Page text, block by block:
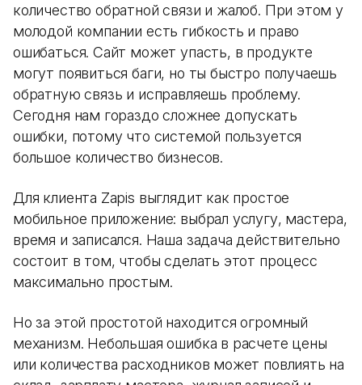
количество обратной связи и жалоб. При этом у
молодой компании есть гибкость и право
ошибаться. Сайт может упасть, в продукте
могут появиться баги, но ты быстро получаешь
обратную связь и исправляешь проблему.
Сегодня нам гораздо сложнее допускать
ошибки, потому что системой пользуется
большое количество бизнесов.
Для клиента Zapis выглядит как простое
мобильное приложение: выбрал услугу, мастера,
время и записался. Наша задача действительно
состоит в том, чтобы сделать этот процесс
максимально простым.
Но за этой простотой находится огромный
механизм. Небольшая ошибка в расчете цены
или количества расходников может повлиять на